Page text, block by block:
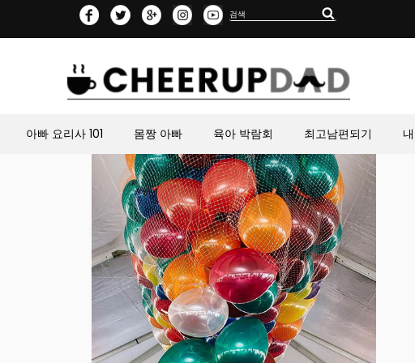
for:
Search
아빠 요리사 101 몸짱 아빠 육아 박람회 최고남편되기